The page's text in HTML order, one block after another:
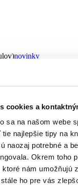
cookies a
sa na našom webe
najlepšie tipy na
naozaj potrebné a
Okrem toho
nám umožňujú
ho pre vás
novinky
predpredaj
titulov)
vypredaných) (0 titulov)
nová
čítaná
stav (0 titulov)čítaná -